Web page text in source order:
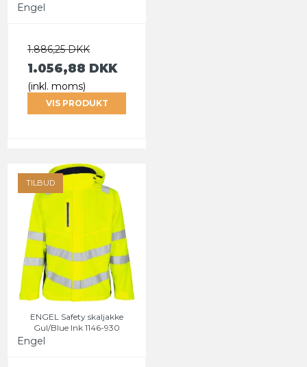
Engel
1.886,25 DKK
1.056,88 DKK
(inkl. moms)
VIS PRODUKT
TILBUD
ENGEL Safety skaljakke
Gul/Blue Ink 1146-930
Engel